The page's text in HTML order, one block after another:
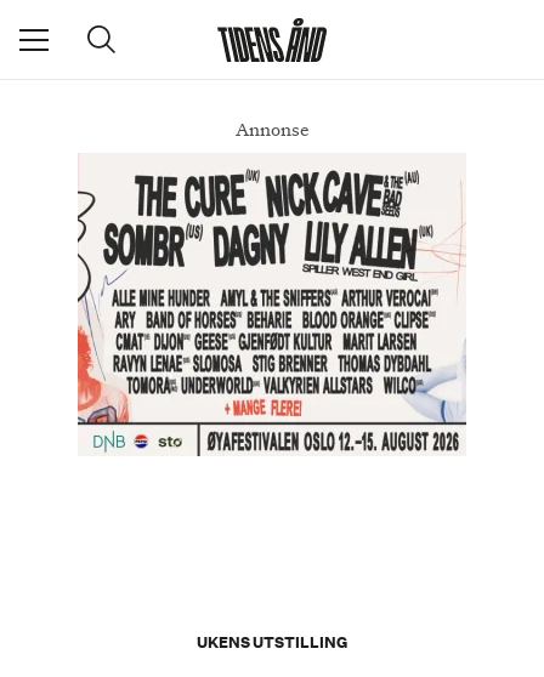
Gjør karikerte turistsuvenirer om til personlig kunst DEL
Annonse
UKENS UTSTILLING